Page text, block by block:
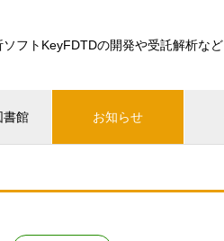
ソフトKeyFDTDの開発や受託解析など
書館 お知らせ